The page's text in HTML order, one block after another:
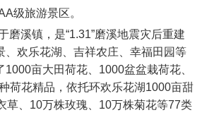
级旅游景区。
溪镇，是“1.31”磨溪地震灾后重建
、欢乐花湖、吉祥农庄、幸福田园等
1000亩大田荷花、1000盆盆栽荷花、
荷花精品，依托环欢乐花湖1000亩甜
草、10万株玫瑰、10万株菊花等77类